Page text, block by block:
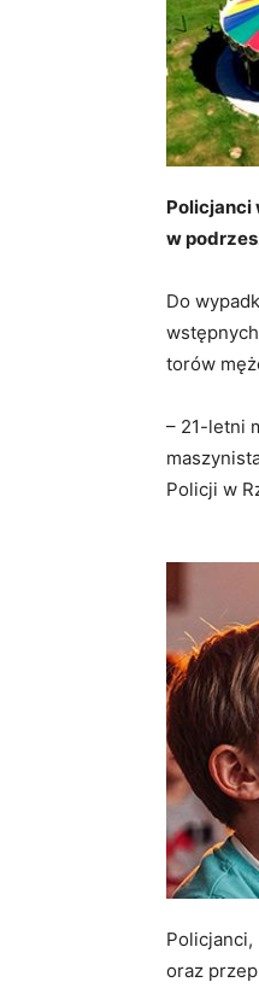
Policjanci
w
Do
torów
– 21-letni
Policji w
oraz